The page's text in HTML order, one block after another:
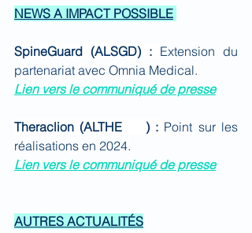
NEWS A IMPACT POSSIBLE
SpineGuard (ALSGD) : Extension du
partenariat avec Omnia Medical.
Lien vers le communiqué de presse
Theraclion (ALTHE	) : Point sur les
réalisations en 2024.
Lien vers le communiqué de presse
AUTRES ACTUALITÉS